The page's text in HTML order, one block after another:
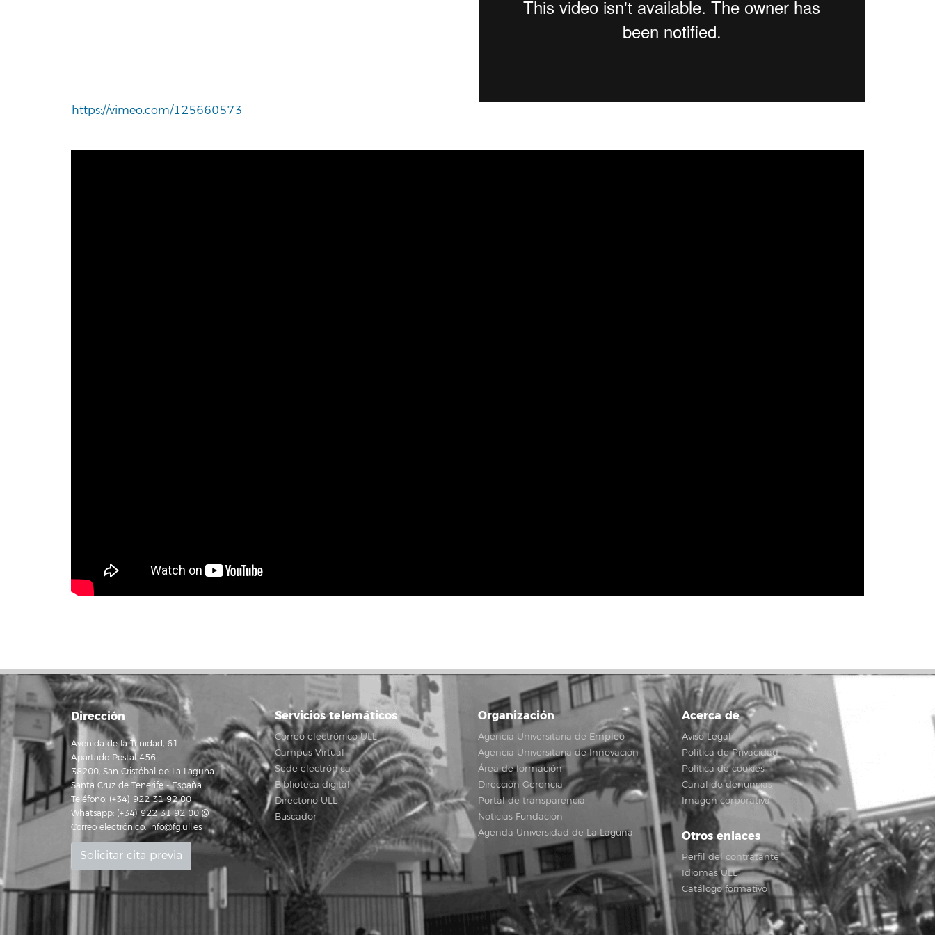
https://vimeo.com/125660573
Dirección
Avenida de la Trinidad, 61
Apartado Postal 456
38200, San Cristóbal de La Laguna
Santa Cruz de Tenerife - España
Teléfono: (+34) 922 31 92 00
Whatsapp: (+34) 922 31 92 00
Correo electrónico:info@fg.ull.es
Solicitar cita previa
Servicios telemáticos
Correo electrónico ULL
Campus Virtual
Sede electrónica
Biblioteca digital
Directorio ULL
Buscador
Organización
Agencia Universitaria de Empleo
Agencia Universitaria de Innovación
Área de formación
Dirección Gerencia
Portal de transparencia
Noticias Fundación
Agenda Universidad de La Laguna
Acerca de
Aviso Legal
Política de Privacidad
Política de cookies
Canal de denuncias
Imagen corporativa
Otros enlaces
Perfil del contratante
Idiomas ULL
Catálogo formativo